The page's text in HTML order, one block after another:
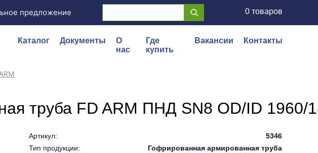
предложение 0 товаров
Каталог Документы
О
нас
Где
купить
Вакансии Контакты
труба FD ARM ПНД SN8 OD/ID 1960/
Артикул:
5346
Тип продукции:
Гофрированная армированная труба